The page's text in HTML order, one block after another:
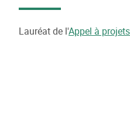
Lauréat de l'Appel à